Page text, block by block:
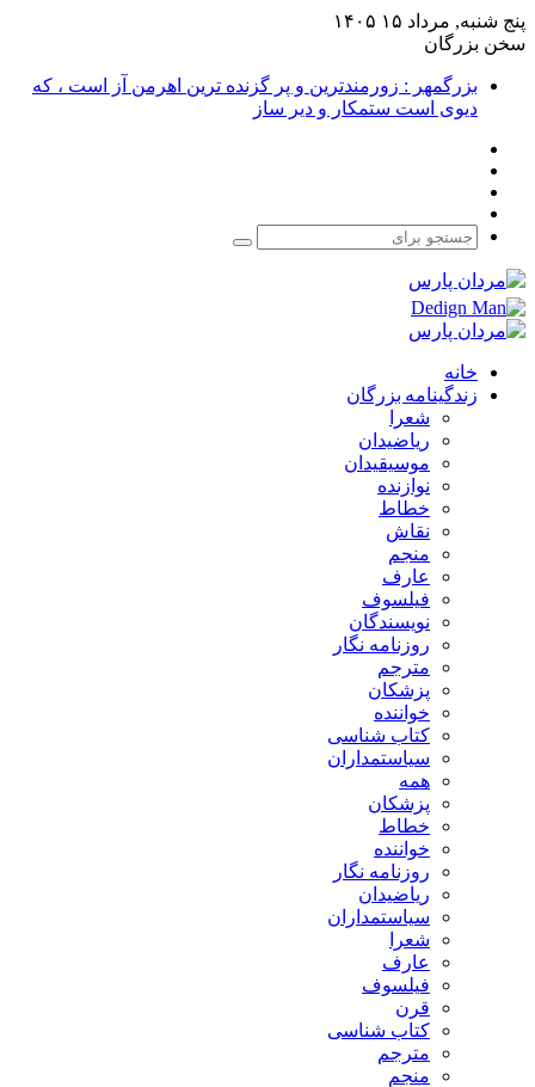
پنج شنبه, مرداد ۱۵ ۱۴۰۵
سخن بزرگان
بزرگمهر : زورمندترین و پر گزنده ترین اهرمن آز است ، که
دیوی است ستمکار و دیر ساز
جستجو
خانه
زندگینامه بزرگان
شعرا
ریاضیدان
موسیقیدان
نوازنده
خطاط
نقاش
منجم
عارف
فیلسوف
نویسندگان
روزنامه نگار
مترجم
پزشکان
خواننده
کتاب شناسی
سیاستمداران
همه
پزشکان
خطاط
خواننده
روزنامه نگار
ریاضیدان
سیاستمداران
شعرا
عارف
فیلسوف
قرن
کتاب شناسی
مترجم
منجم